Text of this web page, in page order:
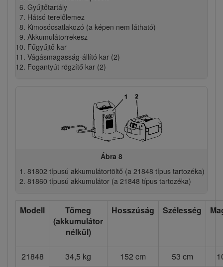
Gyűjtőtartály
Hátsó terelőlemez
Kimosócsatlakozó (a képen nem látható)
Akkumulátorrekesz
Fűgyűjtő kar
Vágásmagasság-állító kar (2)
Fogantyút rögzítő kar (2)
Ábra 8
81802 típusú akkumulátortöltő (a 21848 típus tartozéka)
81860 típusú akkumulátor (a 21848 típus tartozéka)
Modell
Tömeg
(akkumulátor
nélkül)
Hosszúság Szélesség
21848 34,5 kg 152 cm 53 cm